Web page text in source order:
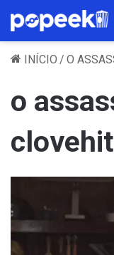
INÍCIO / O
o